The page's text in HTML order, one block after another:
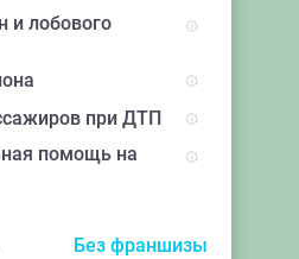
и лобового
при ДТП
помощь на
Без франшизы